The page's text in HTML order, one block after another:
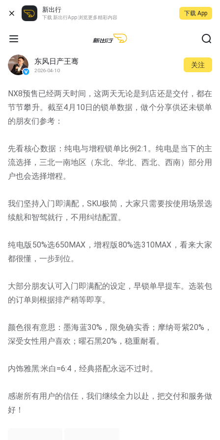
新出行
下载 新出行App 浏览更多精彩内容
下载 App
东风日产王骞
2026-04-10
关注
NX8预售已经两天时间，这两天无论是到店还是交付，都在
节节攀升。截至4月10日的锁单数据，做个分享供还未锁单
的朋友们参考：
先看核心数据：纯电与增程锁单比例2:1。纯电是当下的主
流选择，三北一南地区（东北、华北、西北、西南）部分用
户也会选择增程。
我们坚持入门即满配，SKU极简，大家只需要按使用场景选
续航和智驾就行，不用纠结配置。
纯电版50%选650MAX，增程版80%选310MAX，看来大家
都很懂，一步到位。
大部分朋友认可入门即满配的设定，早锁单早提车。选装包
的订单则根据排产稍等即享。
颜色很有意思：墨海蓝30%，限免确实香；摩纳哥紫20%，
深受女性用户喜欢；曜石黑20%，稳重耐看。
内饰雅黑:米白=6:4，经典搭配永远不过时。
感谢所有用户的信任，我们继续全力以赴，把交付和服务做
好！